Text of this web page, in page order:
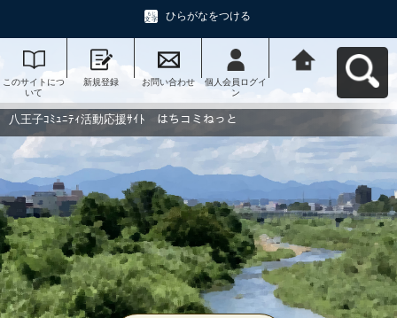
ひらがなをつける
このサイトにつ
いて
新規登録 お問い合わせ
個人会員ログイ
ン
動応援ｻｲﾄ はち
コミねっとへ戻
八王子ｺﾐｭﾆﾃｨ活動応援ｻｲﾄ はちコミねっと